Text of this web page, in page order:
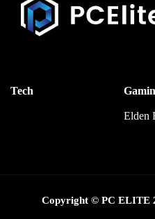
Tech
Elden
Copyright © PC ELITE